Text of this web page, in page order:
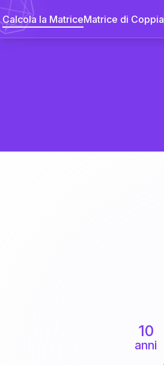
Calcola la MatriceMatrice di Coppia
10
anni